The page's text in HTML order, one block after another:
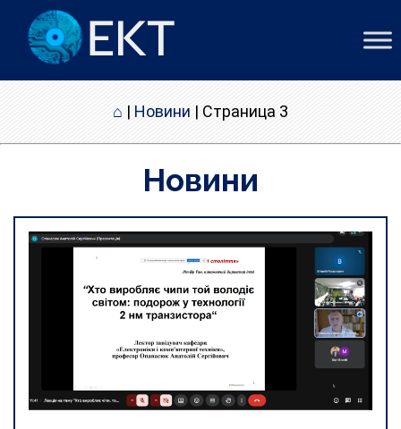
⌂ | Новини | Страница 3
Новини